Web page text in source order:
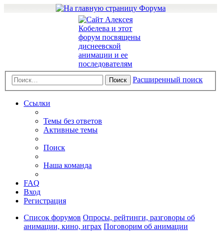
Поиск Расширенный поиск
Ссылки
Темы без ответов
Активные темы
Поиск
Наша команда
FAQ
Вход
Регистрация
Список форумов Опросы, рейтинги, разговоры об
анимации, кино, играх Поговорим об анимации